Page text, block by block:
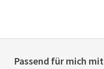
Passend für mich mit